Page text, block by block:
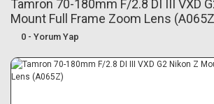
Canon R6 Mark IIIBundle Setler
Tamron 70-180mm F/2.8 DI III VXD
Mount Full Frame Zoom Lens
0 - Yorum Yap